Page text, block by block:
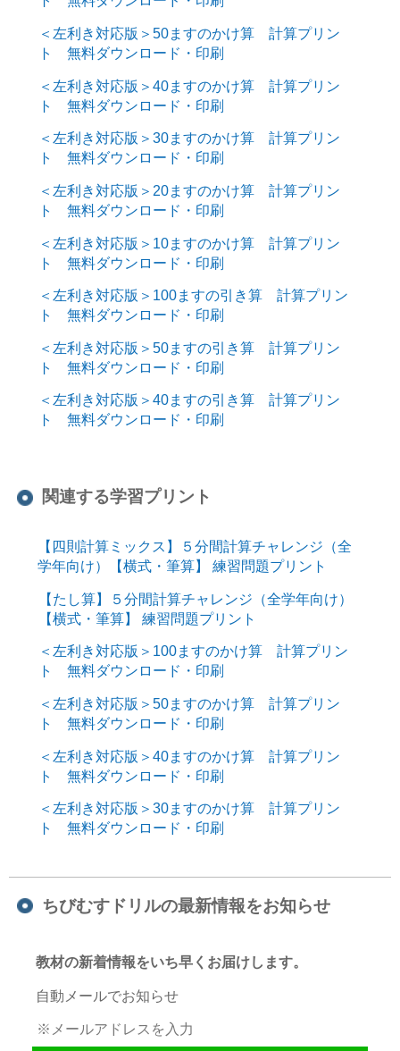
＜左利き対応版＞50ますのかけ算 計算プリン
ト 無料ダウンロード・印刷
＜左利き対応版＞40ますのかけ算 計算プリン
ト 無料ダウンロード・印刷
＜左利き対応版＞30ますのかけ算 計算プリン
ト 無料ダウンロード・印刷
＜左利き対応版＞20ますのかけ算 計算プリン
ト 無料ダウンロード・印刷
＜左利き対応版＞10ますのかけ算 計算プリン
ト 無料ダウンロード・印刷
＜左利き対応版＞100ますの引き算 計算プリン
ト 無料ダウンロード・印刷
＜左利き対応版＞50ますの引き算 計算プリン
ト 無料ダウンロード・印刷
＜左利き対応版＞40ますの引き算 計算プリン
ト 無料ダウンロード・印刷
関連する学習プリント
【四則計算ミックス】５分間計算チャレンジ（全
学年向け）【横式・筆算】 練習問題プリント
【たし算】５分間計算チャレンジ（全学年向け）
【横式・筆算】 練習問題プリント
＜左利き対応版＞100ますのかけ算 計算プリン
ト 無料ダウンロード・印刷
＜左利き対応版＞50ますのかけ算 計算プリン
ト 無料ダウンロード・印刷
＜左利き対応版＞40ますのかけ算 計算プリン
ト 無料ダウンロード・印刷
＜左利き対応版＞30ますのかけ算 計算プリン
ト 無料ダウンロード・印刷
ちびむすドリルの最新情報をお知らせ
教材の新着情報をいち早くお届けします。
自動メールでお知らせ